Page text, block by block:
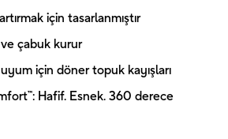
için tasarlanmıştır
çabuk kurur
için döner topuk kayışları
Hafif. Esnek. 360 derece